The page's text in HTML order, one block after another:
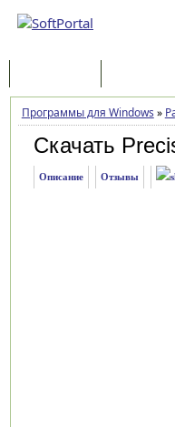
Программы для Windows »
Скачать
Описание Отзывы